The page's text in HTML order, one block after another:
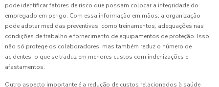
pode identificar fatores de risco que possam colocar a integridade do
empregado em perigo. Com essa informação em mãos, a organização
pode adotar medidas preventivas, como treinamentos, adequações nas
condições de trabalho e fornecimento de equipamentos de proteção. Isso
não só protege os colaboradores, mas também reduz o número de
acidentes, o que se traduz em menores custos com indenizações e
afastamentos.
Outro aspecto importante é a redução de custos relacionados à saúde.